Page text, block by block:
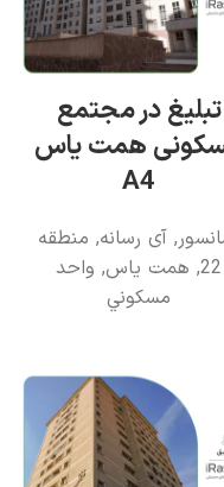
تبلیغ در مجتمع
همت یاس
A4
,آی رسانه, منطقه
22
, همت یاس, واحد
مسکوني